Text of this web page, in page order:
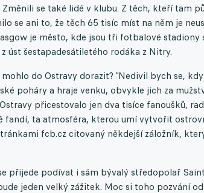
se také lidé v klubu. Z těch, kteří tam
se ani to, že těch 65 tisíc míst na něm je
je město, kde jsou tři fotbalové
úst šestapadesátiletého rodáka z Nitry.
do Ostravy dorazit? "Nedivil bych se,
poháry a hraje venku, obvykle jich za
přicestovalo jen dva tisíce fanoušků,
fandí, ta atmosféra, kterou umí vytvořit
fcb.cz citovaný někdejší záložník,
přijede podívat i sám bývalý středopolař
jeden velký zážitek. Moc si toho pozvání